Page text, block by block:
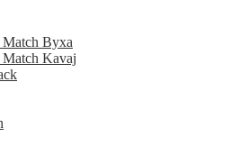
Byxa
Kavaj